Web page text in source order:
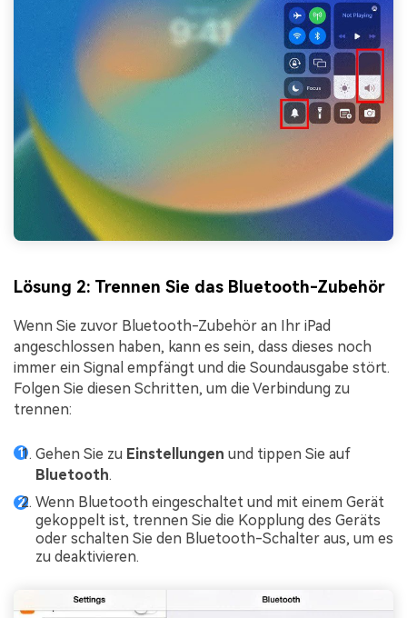
Lösung 2: Trennen Sie das Bluetooth-Zubehör
Wenn Sie zuvor Bluetooth-Zubehör an Ihr iPad
angeschlossen haben, kann es sein, dass dieses noch
immer ein Signal empfängt und die Soundausgabe stört.
Folgen Sie diesen Schritten, um die Verbindung zu
trennen:
Gehen Sie zu Einstellungen und tippen Sie auf
Bluetooth.
Wenn Bluetooth eingeschaltet und mit einem Gerät
gekoppelt ist, trennen Sie die Kopplung des Geräts
oder schalten Sie den Bluetooth-Schalter aus, um es
zu deaktivieren.